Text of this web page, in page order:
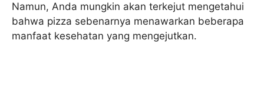
Namun, Anda mungkin akan terkejut mengetahui
bahwa pizza sebenarnya menawarkan beberapa
manfaat kesehatan yang mengejutkan.